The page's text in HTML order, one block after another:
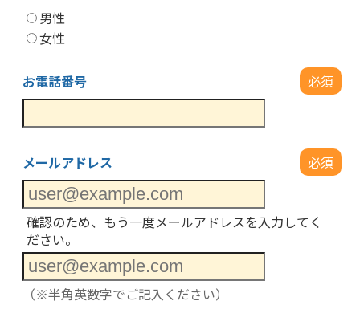
男性
女性
お電話番号 必須
メールアドレス 必須
確認のため、もう一度メールアドレスを入力してく
ださい。
（※半角英数字でご記入ください）